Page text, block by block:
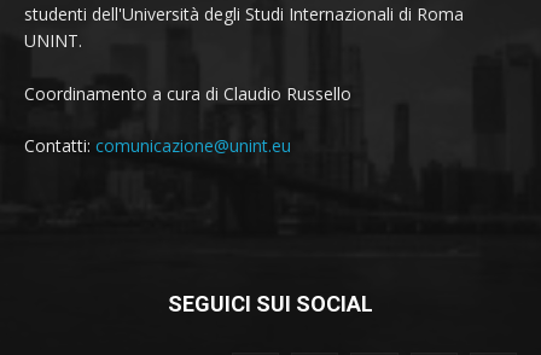
studenti dell'Università degli Studi Internazionali di Roma
UNINT.
Coordinamento a cura di Claudio Russello
Contatti: comunicazione@unint.eu
SEGUICI SUI SOCIAL